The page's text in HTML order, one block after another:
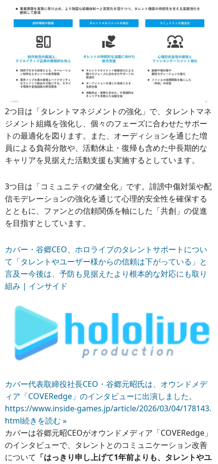
2つ目は「タレントマネジメントの強化」で、タレントマネ
ジメント組織を強化し、個々のフェーズに合わせたサポー
トの最適化を図ります。また、オーディションを通じた増
員による負荷分散や、活動休止・復帰も含めた中長期的な
キャリアを見据えた活動支援も実施するとしています。
3つ目は「コミュニティの健全化」です。誹謗中傷対策や配
信モデレーションの強化を通じて心理的安全性を確保する
とともに、ファンとの信頼関係を軸にした「共創」の促進
を目指すとしています。
カバー・谷郷CEO、ホロライブのタレントサポートについ
て「タレントやユーザー様からの信頼は下がっている」と
言及ー今後は、予防も見据えたより根本的な対応にも取り
組み | インサイド
カバー代表取締役社長CEO・谷郷元昭氏は、オウンドメデ
ィア「COVERedge」のインタビューに出演しました。
https://www.inside-games.jp/article/2026/03/04/178143.
html続きを読む »
カバーは谷郷元昭CEOがオウンドメディア「COVERedge」
のインタビューで、タレントとのコミュニケーション改善
について 「はっきり申し上げて1年前よりも、タレントやユ